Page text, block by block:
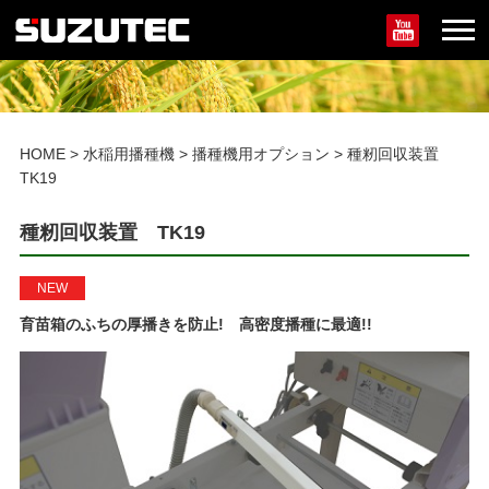
HOME> 水稲用播種機 > 播種機用オプション > 種籾回収装置
TK19
種籾回収装置 TK19
NEW
育苗箱のふちの厚播きを防止! 高密度播種に最適!!